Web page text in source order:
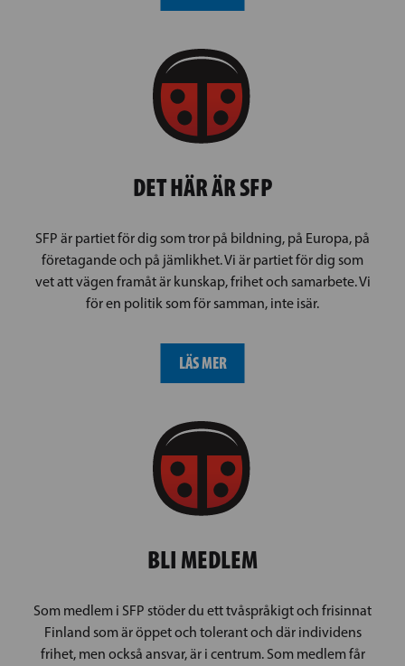
DET HÄR ÄR SFP
SFP är partiet för dig som tror på bildning, på Europa, på
företagande och på jämlikhet. Vi är partiet för dig som
vet att vägen framåt är kunskap, frihet och samarbete. Vi
för en politik som för samman, inte isär.
LÄS MER
BLI MEDLEM
Som medlem i SFP stöder du ett tvåspråkigt och frisinnat
Finland som är öppet och tolerant och där individens
frihet, men också ansvar, är i centrum. Som medlem får